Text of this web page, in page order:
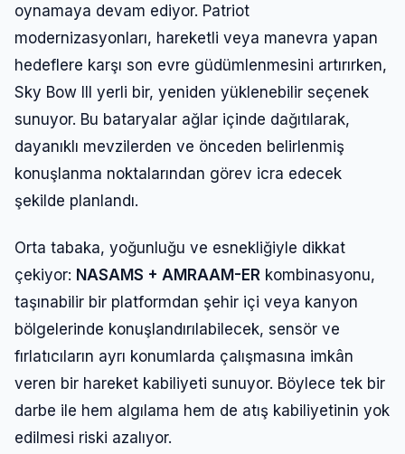
oynamaya devam ediyor. Patriot
modernizasyonları, hareketli veya manevra yapan
hedeflere karşı son evre güdümlenmesini artırırken,
Sky Bow III yerli bir, yeniden yüklenebilir seçenek
sunuyor. Bu bataryalar ağlar içinde dağıtılarak,
dayanıklı mevzilerden ve önceden belirlenmiş
konuşlanma noktalarından görev icra edecek
şekilde planlandı.
Orta tabaka, yoğunluğu ve esnekliğiyle dikkat
çekiyor: NASAMS + AMRAAM-ER kombinasyonu,
taşınabilir bir platformdan şehir içi veya kanyon
bölgelerinde konuşlandırılabilecek, sensör ve
fırlatıcıların ayrı konumlarda çalışmasına imkân
veren bir hareket kabiliyeti sunuyor. Böylece tek bir
darbe ile hem algılama hem de atış kabiliyetinin yok
edilmesi riski azalıyor.